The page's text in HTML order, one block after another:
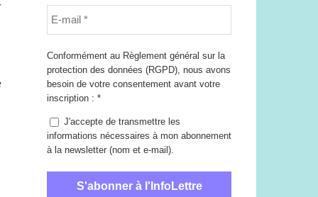
Conformément au Règlement général sur la
protection des données (RGPD), nous avons
besoin de votre consentement avant votre
inscription : *
J'accepte de transmettre les
informations nécessaires à mon abonnement
à la newsletter (nom et e-mail).